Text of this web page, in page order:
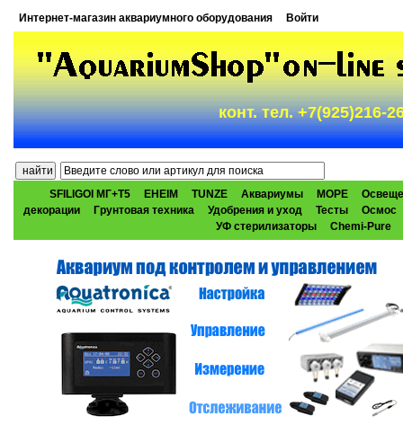
Интернет-магазин аквариумного оборудования Войти
конт. тел. +7(925)216-
SFILIGOI МГ+Т5 EHEIM TUNZE Аквариумы МОРЕ
декорации
Грунтовая техника Удобрения и уход Тесты
Осмос
УФ стерилизаторы
Chemi-Pure